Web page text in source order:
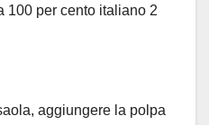
100 per cento italiano 2
aggiungere la polpa